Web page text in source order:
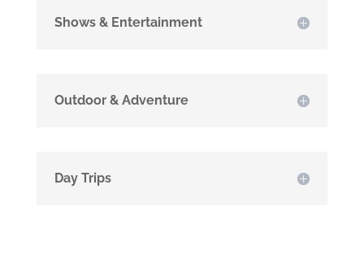
Shows & Entertainment
Outdoor & Adventure
Day Trips